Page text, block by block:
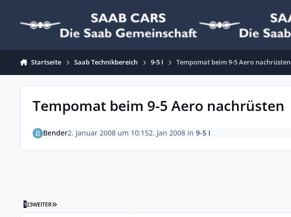
Startseite Saab Technikbereich 9-5 I Tempomat beim 9-5 Aero nachrüsten
Tempomat beim 9-5 Aero nachrüsten
Bender2. Januar 2008 um 10:152. Jan 2008in 9-5 I
123WEITER LETZTE SEITE